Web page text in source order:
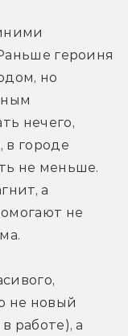
героиня
но
нечего,
в городе
не меньше.
а
не
не новый
работе), а